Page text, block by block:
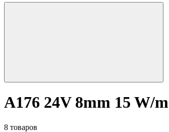
A176 24V 8mm 15 W/m
8 товаров